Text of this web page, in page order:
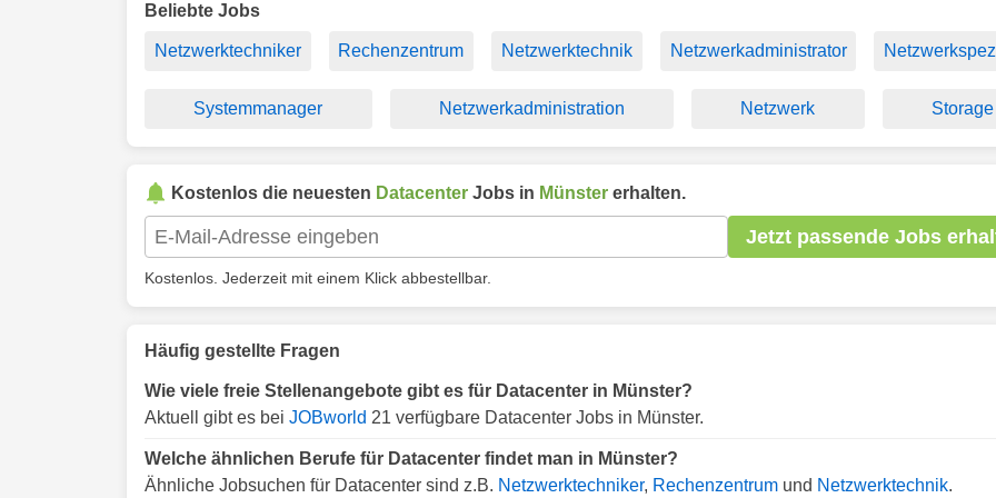
Beliebte Jobs
Netzwerktechniker Rechenzentrum Netzwerktechnik Netzwerkadministrator
Systemmanager Netzwerkadministration Netzwerk Storage
Kostenlos die neuesten Datacenter Jobs in Münster erhalten.
Jetzt passende Jobs
Kostenlos. Jederzeit mit einem Klick abbestellbar.
Häufig gestellte Fragen
Wie viele freie Stellenangebote gibt es für Datacenter in Münster?
Aktuell gibt es bei JOBworld 21 verfügbare Datacenter Jobs in Münster.
Welche ähnlichen Berufe für Datacenter findet man in Münster?
Ähnliche Jobsuchen für Datacenter sind z.B. Netzwerktechniker, Rechenzentrum und Netzwerktechnik.